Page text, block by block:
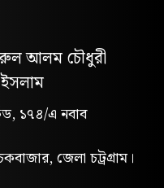
বিক্ষোভ
পাহাড়ি
আলম চৌধুরী
১৭৪/এ নবাব
জেলা চট্রগ্রাম।